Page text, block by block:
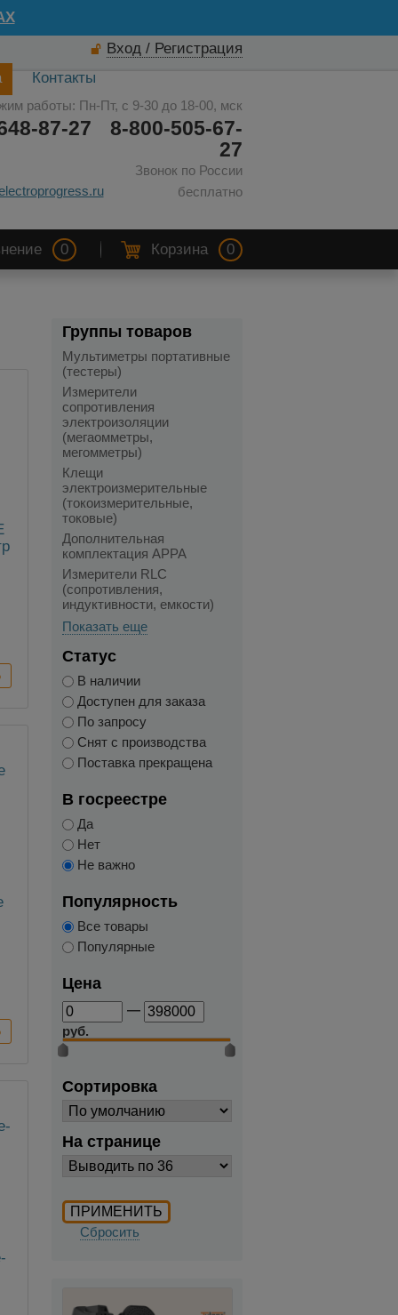
Вход / Регистрация
Контакты
работы: Пн-Пт, с 9-30 до 18-00, мск
8-800-505-67-
27
Звонок по России
бесплатно
87-27
0 Корзина 0
Группы товаров
Мультиметры портативные
(тестеры)
Измерители
сопротивления
электроизоляции
(мегаомметры,
мегомметры)
Клещи
электроизмерительные
(токоизмерительные,
токовые)
Дополнительная
комплектация APPA
Измерители RLC
(сопротивления,
индуктивности, емкости)
Показать еще
Статус
В наличии
Доступен для заказа
По запросу
Снят с производства
Поставка прекращена
В госреестре
Да
Нет
Не важно
Популярность
Все товары
Популярные
Цена
—
руб.
Сортировка
На странице
Сбросить